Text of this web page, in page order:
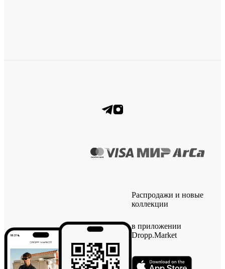
Распродажи и новые
коллекции
в приложении
Dropp.Market